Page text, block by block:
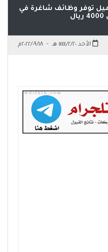
توفر وظائف شاغرة في
الأحد ١٤٤٤/٢/٢٠ هـ - ٢٠٢٢/٠٩/١٨م